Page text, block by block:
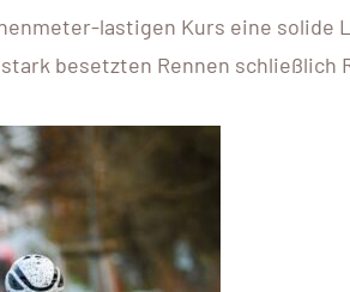
lastigen Kurs eine solide
besetzten Rennen schließlich